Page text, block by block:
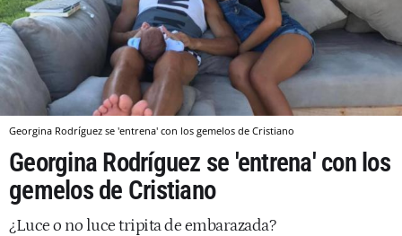
Georgina Rodríguez se 'entrena' con los gemelos de Cristiano
Georgina Rodríguez se 'entrena' con los
gemelos de Cristiano
¿Luce o no luce tripita de embarazada?